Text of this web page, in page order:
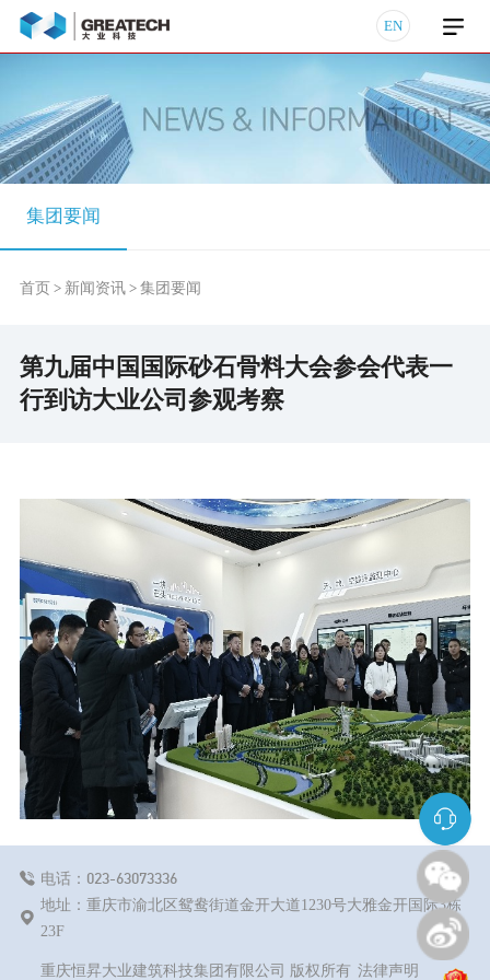
EN
集团要闻
首页 > 新闻资讯> 集团要闻
第九届中国国际砂石骨料大会参会代表一
行到访大业公司参观考察
电话： 023-63073336
地址：重庆市渝北区鸳鸯街道金开大道1230号大雅金开国际3栋
23F
重庆恒昇大业建筑科技集团有限公司 版权所有 法律声明